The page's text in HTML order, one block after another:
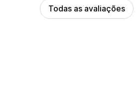
Todas as avaliações